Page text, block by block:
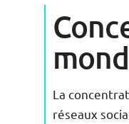
La
réseaux